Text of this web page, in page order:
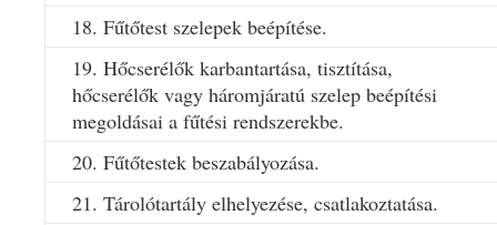
18. Fűtőtest szelepek beépítése.
19. Hőcserélők karbantartása, tisztítása,
hőcserélők vagy háromjáratú szelep beépítési
megoldásai a fűtési rendszerekbe.
20. Fűtőtestek beszabályozása.
21. Tárolótartály elhelyezése, csatlakoztatása.